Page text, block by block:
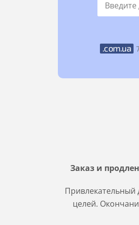
.com.ua
Заказ и
Привлекательный
целей.